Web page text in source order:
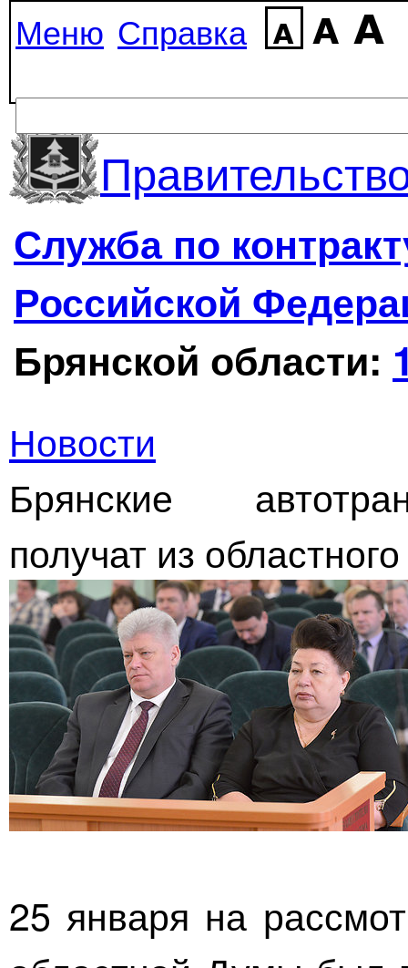
Меню Справка
Служба по
Российской
Брянской области:
Новости
Брянские
получат из
25 января на